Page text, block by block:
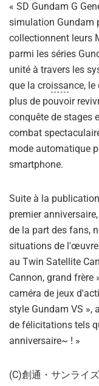
« SD Gundam G
simulation Gundam
collectionnent leurs
parmi les séries
unité à travers les
que la croissance,
plus de pouvoir
conquête de stages
combat
mode automatique
smartphone.
Suite à la
premier
de la part des fans,
situations de l'œuvre
au Twin Satellite
Cannon, grand frère
caméra de jeux
style Gundam VS »,
de félicitations tels
anniversaire~ ! »
(C)創通・サンライ